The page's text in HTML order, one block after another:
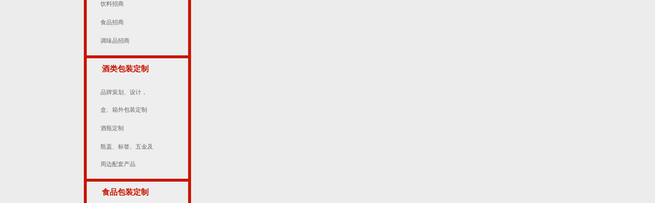
饮料招商
食品招商
调味品招商
酒类包装定制
品牌策划、设计，
盒、箱外包装定制
酒瓶定制
瓶盖、标签、五金及
周边配套产品
食品包装定制